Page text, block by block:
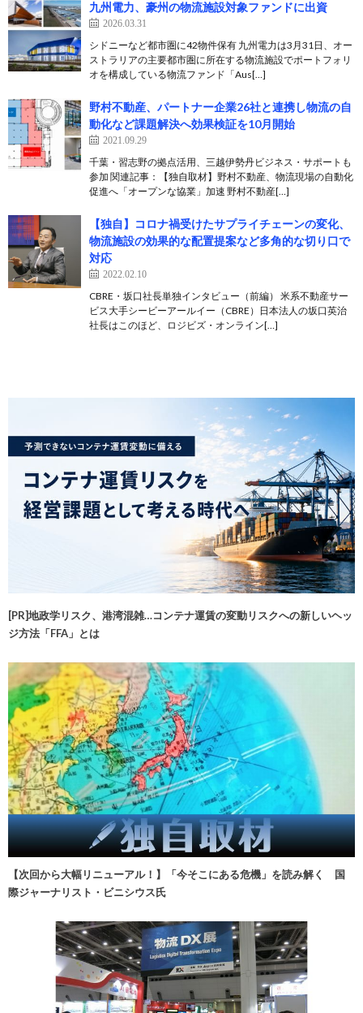
九州電力、豪州の物流施設対象ファンドに出資
2026.03.31
シドニーなど都市圏に42物件保有 九州電力は3月31日、オー
ストラリアの主要都市圏に所在する物流施設でポートフォリ
オを構成している物流ファンド「Aus[…]
野村不動産、パートナー企業26社と連携し物流の自
動化など課題解決へ効果検証を10月開始
2021.09.29
千葉・習志野の拠点活用、三越伊勢丹ビジネス・サポートも
参加 関連記事：【独自取材】野村不動産、物流現場の自動化
促進へ「オープンな協業」加速 野村不動産[…]
【独自】コロナ禍受けたサプライチェーンの変化、
物流施設の効果的な配置提案など多角的な切り口で
対応
2022.02.10
CBRE・坂口社長単独インタビュー（前編） 米系不動産サー
ビス大手シービーアールイー（CBRE）日本法人の坂口英治
社長はこのほど、ロジビズ・オンライン[…]
[PR]地政学リスク、港湾混雑…コンテナ運賃の変動リスクへの新しいヘッ
ジ方法「FFA」とは
【次回から大幅リニューアル！】「今そこにある危機」を読み解く 国
際ジャーナリスト・ビニシウス氏